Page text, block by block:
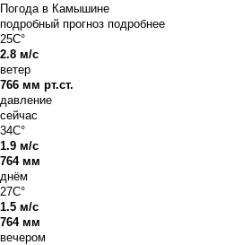
Погода в Камышине
подробный прогноз подробнее
25C°
2.8 м/с
ветер
766 мм рт.ст.
давление
сейчас
34C°
1.9 м/с
764 мм
днём
27C°
1.5 м/с
764 мм
вечером